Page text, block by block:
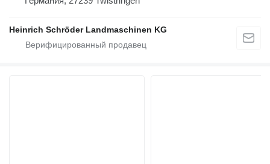
Heinrich Schröder Landmaschinen KG